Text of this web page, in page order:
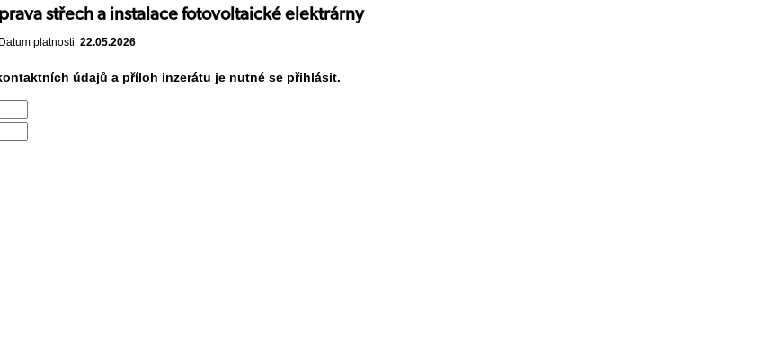
střech a instalace fotovoltaické elektrárny
platnosti: 22.05.2026
údajů a příloh inzerátu je nutné se přihlásit.